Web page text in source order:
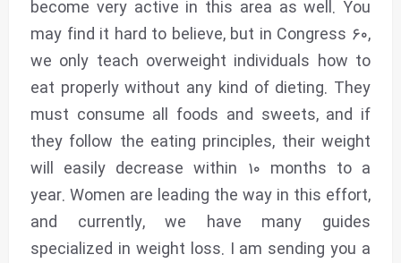
become very active in this area as well. You
may find it hard to believe, but in Congress ۶۰,
we only teach overweight individuals how to
eat properly without any kind of dieting. They
must consume all foods and sweets, and if
they follow the eating principles, their weight
will easily decrease within ۱۰ months to a
year. Women are leading the way in this effort,
and currently, we have many guides
specialized in weight loss. I am sending you a